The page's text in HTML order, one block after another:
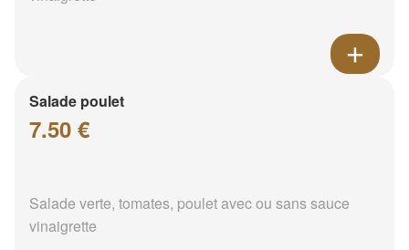
Salade poulet
7.50 €
Salade verte, tomates, poulet avec ou sans sauce
vinaigrette